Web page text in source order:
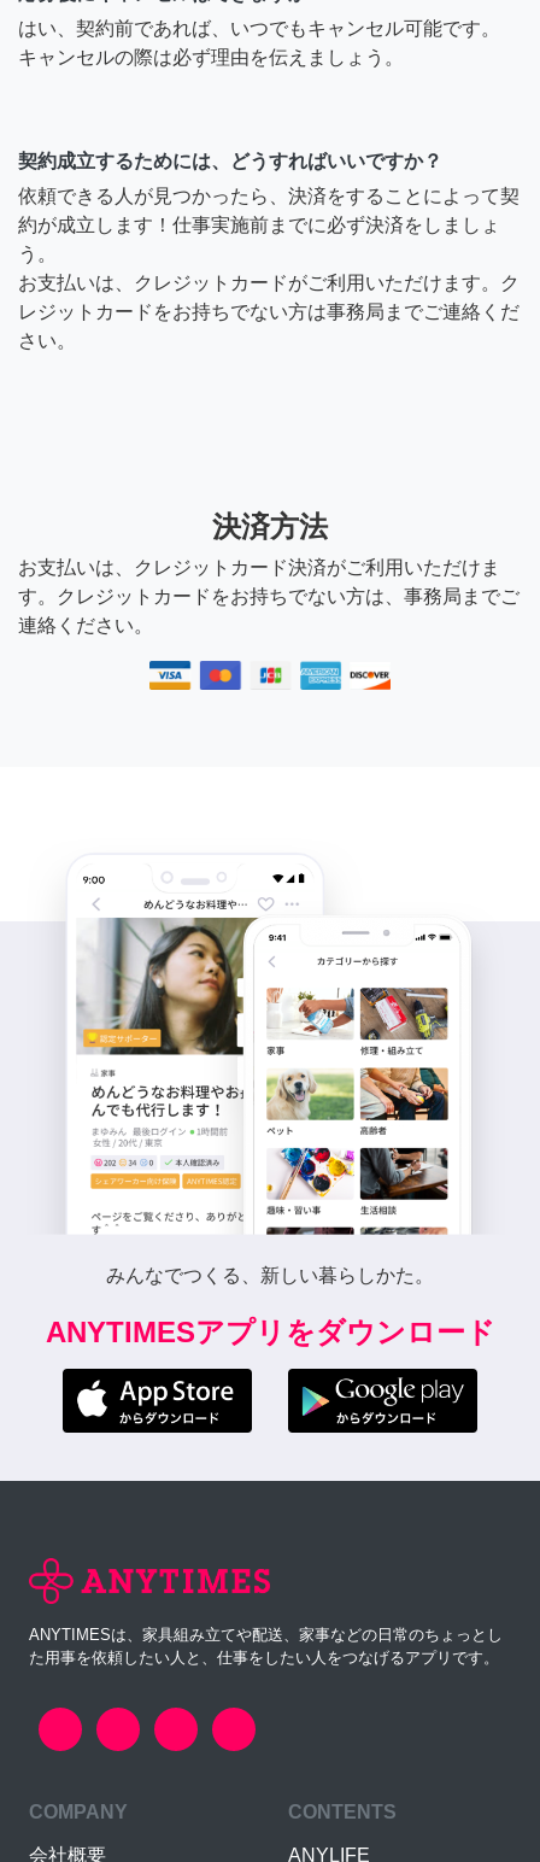
はい、契約前であれば、いつでもキャンセル可能です。
キャンセルの際は必ず理由を伝えましょう。
契約成立するためには、どうすればいいですか？
依頼できる人が見つかったら、決済をすることによって契
約が成立します！仕事実施前までに必ず決済をしましょ
う。
お支払いは、クレジットカードがご利用いただけます。ク
レジットカードをお持ちでない方は事務局までご連絡くだ
さい。
決済方法
お支払いは、クレジットカード決済がご利用いただけま
す。クレジットカードをお持ちでない方は、事務局までご
連絡ください。
みんなでつくる、新しい暮らしかた。
ANYTIMESアプリをダウンロード
ANYTIMESは、家具組み立てや配送、家事などの日常のちょっとし
た用事を依頼したい人と、仕事をしたい人をつなげるアプリです。
COMPANY
会社概要
CONTENTS
ANYLIFE